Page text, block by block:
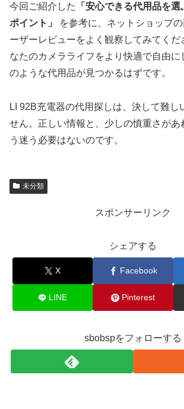
今回ご紹介した
「安心できる代用品を
ポイント」
を参考に、ネットショップ
ーザーレビューをよく観察してみてくだ
なたのカメラライフをより快適で自由に
のような代用品が見つかるはずです。
LI 92B充電器の代用探しは、決して難し
せん。正しい情報と、少しの慎重さがあ
う迷う必要はないのです。
未分類
スポンサーリンク
シェアする
X Facebook
LINE Pinterest
sbobspをフォローする